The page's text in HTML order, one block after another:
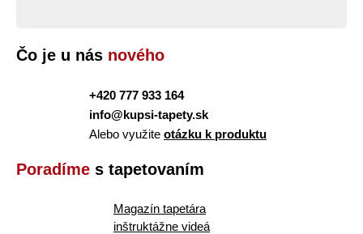
Čo je u nás nového
+420 777 933 164
info@kupsi-tapety.sk
Alebo využite otázku k produktu
Poradíme s tapetovaním
Magazín tapetára
inštruktážne videá